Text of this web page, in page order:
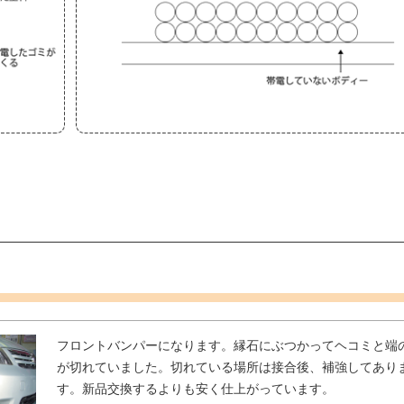
フロントバンパーになります。縁石にぶつかってヘコミと端
が切れていました。切れている場所は接合後、補強してあり
す。新品交換するよりも安く仕上がっています。